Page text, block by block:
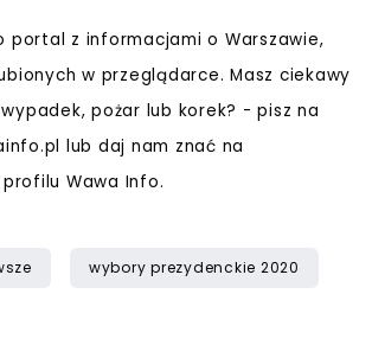
portal z informacjami o Warszawie,
w przeglądarce. Masz ciekawy
pożar lub korek? - pisz na
lub daj nam znać na
Wawa Info.
wybory prezydenckie 2020